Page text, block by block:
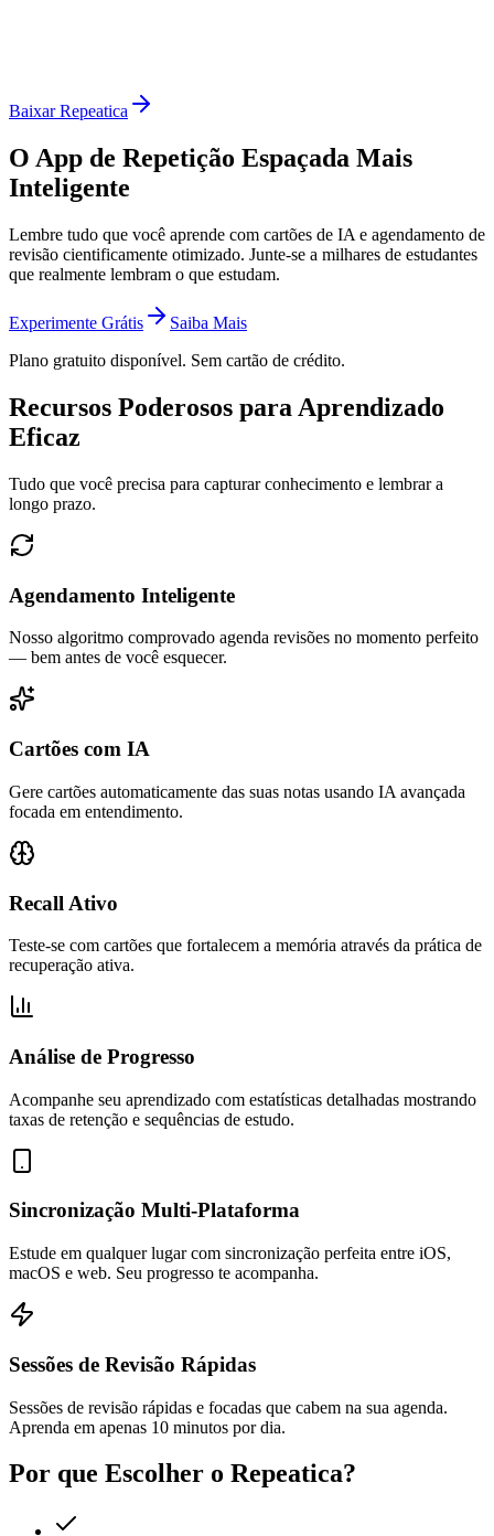
Baixar Repeatica
O App de Repetição Espaçada Mais
Inteligente
Lembre tudo que você aprende com cartões de IA e agendamento de
revisão cientificamente otimizado. Junte-se a milhares de estudantes
que realmente lembram o que estudam.
Experimente Grátis
Saiba Mais
Plano gratuito disponível. Sem cartão de crédito.
Recursos Poderosos para Aprendizado
Eficaz
Tudo que você precisa para capturar conhecimento e lembrar a
longo prazo.
Agendamento Inteligente
Nosso algoritmo comprovado agenda revisões no momento perfeito
— bem antes de você esquecer.
Cartões com IA
Gere cartões automaticamente das suas notas usando IA avançada
focada em entendimento.
Recall Ativo
Teste-se com cartões que fortalecem a memória através da prática de
recuperação ativa.
Análise de Progresso
Acompanhe seu aprendizado com estatísticas detalhadas mostrando
taxas de retenção e sequências de estudo.
Sincronização Multi-Plataforma
Estude em qualquer lugar com sincronização perfeita entre iOS,
macOS e web. Seu progresso te acompanha.
Sessões de Revisão Rápidas
Sessões de revisão rápidas e focadas que cabem na sua agenda.
Aprenda em apenas 10 minutos por dia.
Por que Escolher o Repeatica?